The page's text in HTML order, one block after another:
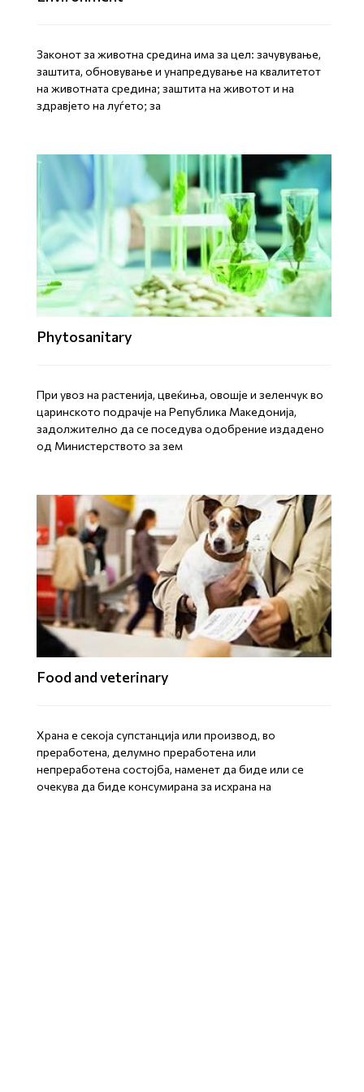
Законот за животна средина има за цел: зачувување,
заштита, обновување и унапредување на квалитетот
на животната средина; заштита на животот и на
здравјето на луѓето; за
Phytosanitary
При увоз на растенија, цвеќиња, овошје и зеленчук во
царинското подрачје на Република Македонија,
задолжително да се поседува одобрение издадено
од Министерството за зем
Food and veterinary
Храна е секоја супстанција или производ, во
преработена, делумно преработена или
непреработена состојба, наменет да биде или се
очекува да биде консумирана за исхрана на